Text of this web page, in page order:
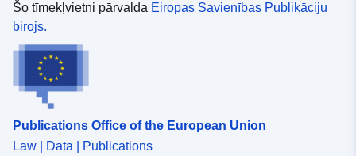
Šo tīmekļvietni pārvalda Eiropas Savienības Publikāciju
birojs.
Publications Office of the European Union
Law | Data | Publications